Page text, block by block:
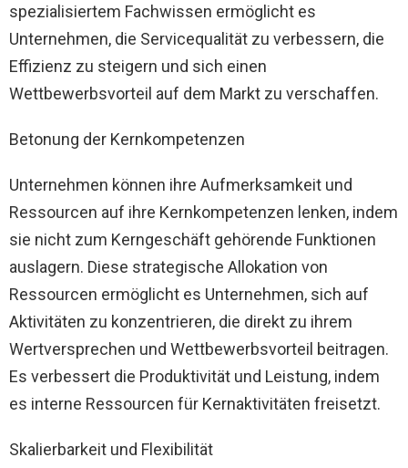
spezialisiertem Fachwissen ermöglicht es
Unternehmen, die Servicequalität zu verbessern, die
Effizienz zu steigern und sich einen
Wettbewerbsvorteil auf dem Markt zu verschaffen.
Betonung der Kernkompetenzen
Unternehmen können ihre Aufmerksamkeit und
Ressourcen auf ihre Kernkompetenzen lenken, indem
sie nicht zum Kerngeschäft gehörende Funktionen
auslagern. Diese strategische Allokation von
Ressourcen ermöglicht es Unternehmen, sich auf
Aktivitäten zu konzentrieren, die direkt zu ihrem
Wertversprechen und Wettbewerbsvorteil beitragen.
Es verbessert die Produktivität und Leistung, indem
es interne Ressourcen für Kernaktivitäten freisetzt.
Skalierbarkeit und Flexibilität